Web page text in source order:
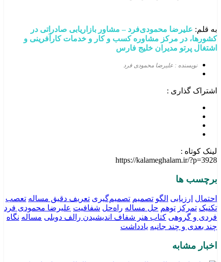
به قلم: علیرضا محمودی‌فرد – مشاور بازاریابی صادراتی در
کشورها، در مرکز مشاوره کسب و کار و خدمات کارآفرینی و
اشتغال پرتو مدیران خلیج فارس
نویسنده : علیرضا محمودی فرد
اشتراک گذاری :
لینک کوتاه :
https://kalameghalam.ir/?p=3928
برچسب ها
احتمال ارزیابی الگو تصمیم تصمیم‌گیری تعریف دقیق مساله تعصب
تکنیک‌ تمرکز توهم حل مساله راه‌حل شفافیت علیرضا محمودی فرد
فردی و گروهی کتاب هنر شفاف اندیشیدن رالف دوبلی مساله نگاه
چند بعدی و چند جانبه یادداشت
اخبار مشابه